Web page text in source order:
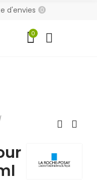
d'envies 0
0